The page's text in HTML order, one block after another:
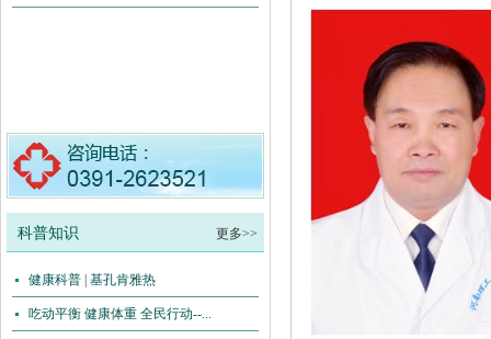
更多>>
科普知识
健康科普 | 基孔肯雅热
吃动平衡 健康体重 全民行动--...